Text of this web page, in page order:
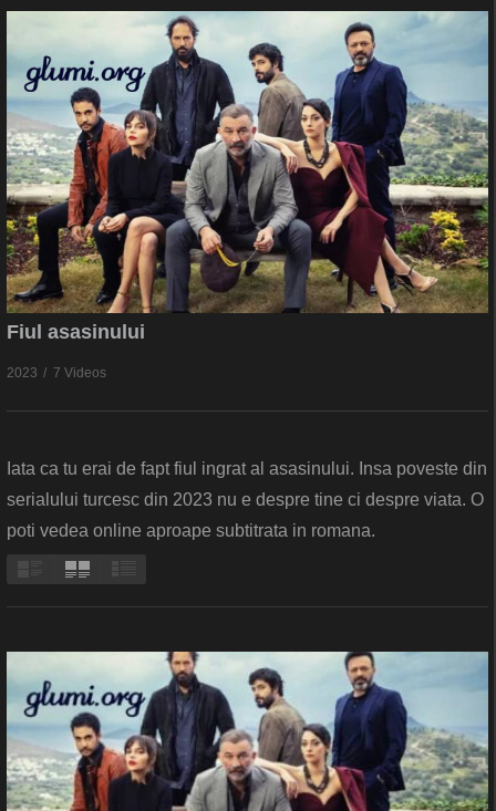
Fiul asasinului
2023 7 Videos
Iata ca tu erai de fapt fiul ingrat al asasinului. Insa poveste din
serialului turcesc din 2023 nu e despre tine ci despre viata. O
poti vedea online aproape subtitrata in romana.